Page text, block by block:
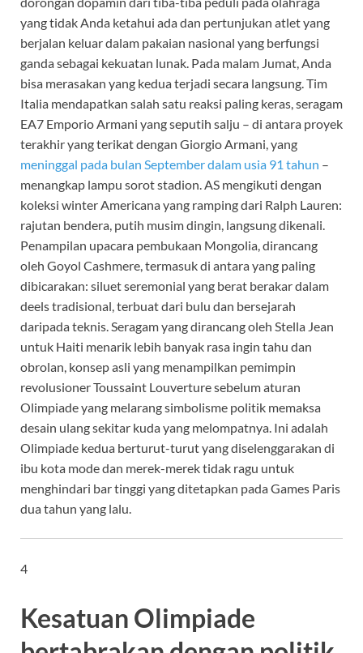
yang tidak Anda ketahui ada dan pertunjukan atlet yang
berjalan keluar dalam pakaian nasional yang berfungsi
ganda sebagai kekuatan lunak. Pada malam Jumat, Anda
bisa merasakan yang kedua terjadi secara langsung. Tim
Italia mendapatkan salah satu reaksi paling keras, seragam
EA7 Emporio Armani yang seputih salju – di antara proyek
terakhir yang terikat dengan Giorgio Armani, yang
meninggal pada bulan September dalam usia 91 tahun –
menangkap lampu sorot stadion. AS mengikuti dengan
koleksi winter Americana yang ramping dari Ralph Lauren:
rajutan bendera, putih musim dingin, langsung dikenali.
Penampilan upacara pembukaan Mongolia, dirancang
oleh Goyol Cashmere, termasuk di antara yang paling
dibicarakan: siluet seremonial yang berat berakar dalam
deels tradisional, terbuat dari bulu dan bersejarah
daripada teknis. Seragam yang dirancang oleh Stella Jean
untuk Haiti menarik lebih banyak rasa ingin tahu dan
obrolan, konsep asli yang menampilkan pemimpin
revolusioner Toussaint Louverture sebelum aturan
Olimpiade yang melarang simbolisme politik memaksa
desain ulang sekitar kuda yang melompatnya. Ini adalah
Olimpiade kedua berturut-turut yang diselenggarakan di
ibu kota mode dan merek-merek tidak ragu untuk
menghindari bar tinggi yang ditetapkan pada Games Paris
dua tahun yang lalu.
4
Kesatuan Olimpiade